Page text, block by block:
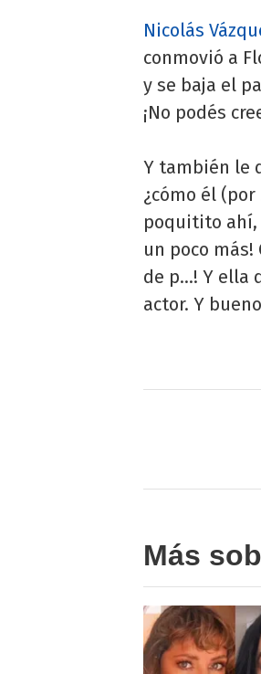
Nicolás
conmovió a
y se baja el
¡No podés
Y también le
¿cómo él
poquitito ahí,
un poco más!
de p...! Y ella
actor. Y
Más